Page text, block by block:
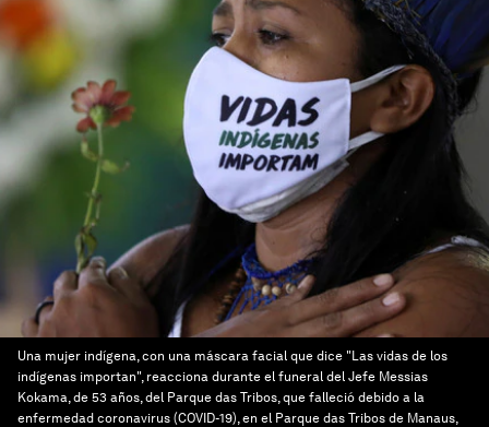
Una mujer indígena, con una máscara facial que dice "Las vidas de los
indígenas importan", reacciona durante el funeral del Jefe Messias
Kokama, de 53 años, del Parque das Tribos, que falleció debido a la
enfermedad coronavirus (COVID-19), en el Parque das Tribos de Manaus,